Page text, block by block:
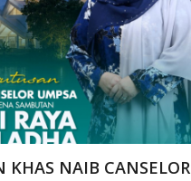
KHAS NAIB CANSELOR